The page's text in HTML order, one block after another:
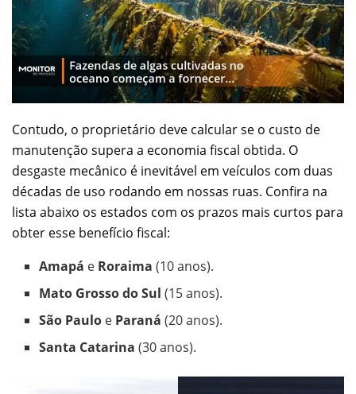
Contudo, o proprietário deve calcular se o custo de
manutenção supera a economia fiscal obtida. O
desgaste mecânico é inevitável em veículos com duas
décadas de uso rodando em nossas ruas. Confira na
lista abaixo os estados com os prazos mais curtos para
obter esse benefício fiscal:
Amapá e Roraima (10 anos).
Mato Grosso do Sul (15 anos).
São Paulo e Paraná (20 anos).
Santa Catarina (30 anos).